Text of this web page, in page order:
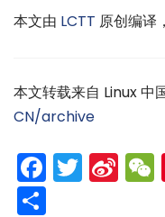
本文由 LCTT 原创编译，
本文转载来自 Linux 中
CN/archive